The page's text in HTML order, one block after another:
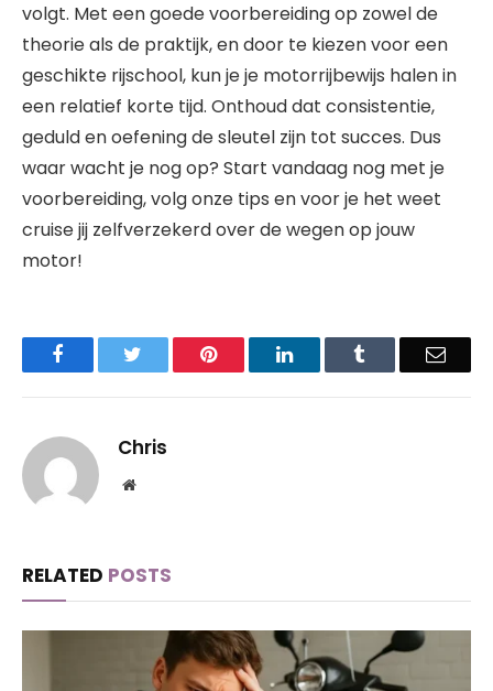
volgt. Met een goede voorbereiding op zowel de
theorie als de praktijk, en door te kiezen voor een
geschikte rijschool, kun je je motorrijbewijs halen in
een relatief korte tijd. Onthoud dat consistentie,
geduld en oefening de sleutel zijn tot succes. Dus
waar wacht je nog op? Start vandaag nog met je
voorbereiding, volg onze tips en voor je het weet
cruise jij zelfverzekerd over de wegen op jouw
motor!
Facebook Pinterest LinkedIn Email
Chris
Website
RELATED POSTS